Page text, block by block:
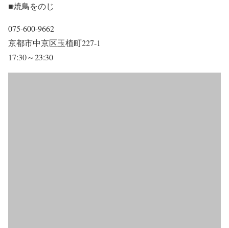
■焼鳥をのじ
075-600-9662
京都市中京区玉植町227-1
17:30～23:30